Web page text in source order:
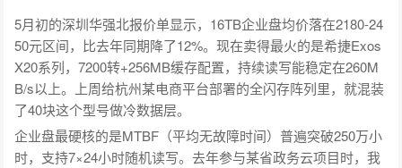
5月初的深圳华强北报价单显示，16TB企业盘均价落在2180-24
50元区间，比去年同期降了12%。现在卖得最火的是希捷Exos
X20系列，7200转+256MB缓存配置，持续读写能稳定在260M
B/s以上。上周给杭州某电商平台部署的全闪存阵列里，就混装
了40块这个型号做冷数据层。
企业盘最硬核的是MTBF（平均无故障时间）普遍突破250万小
时，支持7×24小时随机读写。去年参与某省政务云项目时，我